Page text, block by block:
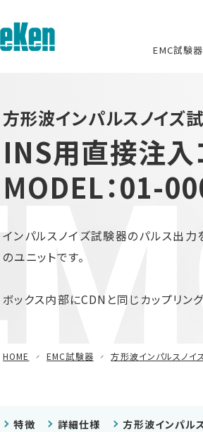
EMC試験器
方形波インパルスノイズ
INS用直接注
MODEL：01-
インパルスノイズ試験器のパルス出
のユニットです。
ボックス内部にCDNと同じカップリン
HOME EMC試験器 方形波インパルスノイ
特徴 詳細仕様 方形波インパル
試験器
インパルスノイズ試験器
ジ試験器